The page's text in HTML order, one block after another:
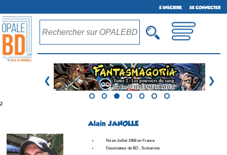
S'INSCRIRE SE CONNECTER
❮ ❯
²
Alain JANOLLE
Né en Juillet 1968 en France
Dessinateur de BD , Scénariste